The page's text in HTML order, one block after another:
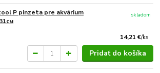
P pinzeta pre akvárium
14,21 €/ks
skladom
Pridať do košíka